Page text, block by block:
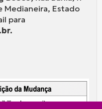
Medianeira, Estado
para